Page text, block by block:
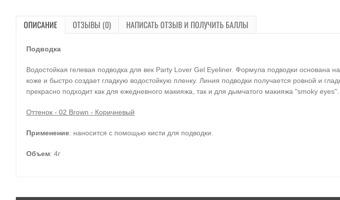
ОПИСАНИЕ ОТЗЫВЫ (0) НАПИСАТЬ ОТЗЫВ И ПОЛУЧИТЬ БАЛЛЫ
Подводка
Водостойкая гелевая подводка для век Party Lover Gel Eyeliner. Формула подводки основана
коже и быстро создает гладкую водостойкую пленку. Линия подводки получается ровной и
прекрасно подходит как для ежедневного макияжа, так и для дымчатого макияжа "smoky eyes".
Оттенок - 02 Brown - Коричневый
Применение: наносится с помощью кисти для подводки.
Объем: 4г